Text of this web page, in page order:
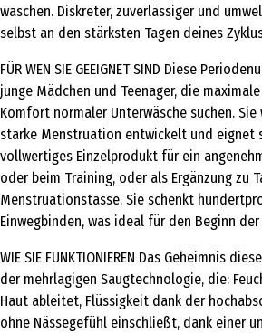
waschen. Diskreter, zuverlässiger und
selbst an den stärksten Tagen deines
FÜR WEN SIE GEEIGNET SIND Diese
junge Mädchen und Teenager, die
Komfort normaler Unterwäsche suchen.
starke Menstruation entwickelt und eignet
vollwertiges Einzelprodukt für ein
oder beim Training, oder als Ergänzung zu
Menstruationstasse. Sie schenkt
Einwegbinden, was ideal für den Beginn
WIE SIE FUNKTIONIEREN Das Geheimnis
der mehrlagigen Saugtechnologie, die:
Haut ableitet, Flüssigkeit dank der
ohne Nässegefühl einschließt, dank einer